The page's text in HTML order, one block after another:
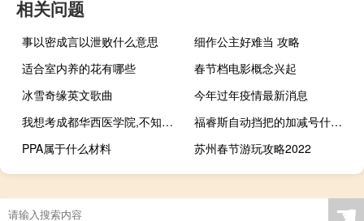
相关问题
事以密成言以泄败什么意思
细作公主好难当 攻略
适合室内养的花有哪些
春节档电影概念兴起
冰雪奇缘英文歌曲
今年过年疫情最新消息
我想考成都华西医学院,不知道分数要多少 华西医科大学分数线
福睿斯自动挡把的加减号什么意思
PPA属于什么材料
苏州春节游玩攻略2022